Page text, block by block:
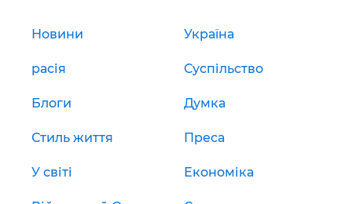
Новини Україна
расія Суспільство
Блоги Думка
Стиль життя Преса
У світі Економіка